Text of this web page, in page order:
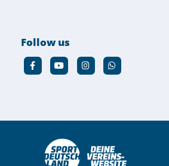
Follow us